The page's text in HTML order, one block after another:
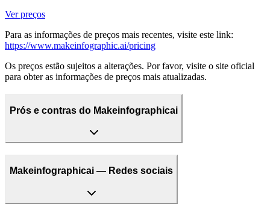
Ver preços
Para as informações de preços mais recentes, visite este link:
https://www.makeinfographic.ai/pricing
Os preços estão sujeitos a alterações. Por favor, visite o site oficial
para obter as informações de preços mais atualizadas.
Prós e contras do Makeinfographicai
Makeinfographicai — Redes sociais